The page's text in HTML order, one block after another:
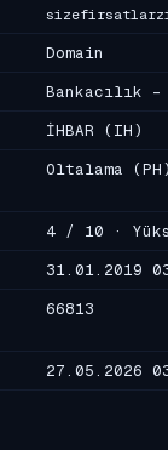
Domain
Bankacılık -
İHBAR (IH)
Oltalama (PH)
4 / 10 ·
31.01.2019
66813
27.05.2026